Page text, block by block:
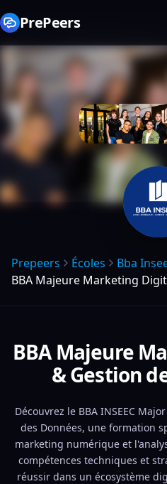
PrePeers
Prepeers Écoles Bba
BBA Majeure Marketing
BBA Majeure
& Gestion
Découvrez le BBA INSEEC
des Données, une formation
marketing numérique et
compétences techniques et
réussir dans un écosystème